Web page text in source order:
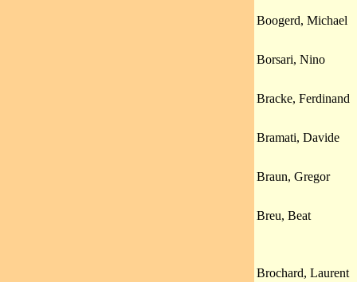
Boogerd, Michael
Borsari, Nino
Bracke, Ferdinand
Bramati, Davide
Braun, Gregor
Breu, Beat
Brochard, Laurent